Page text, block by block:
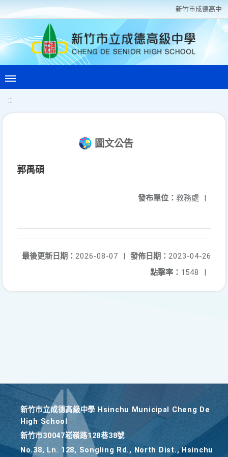
新竹巿成德高中
:::
圖文公告
郭禹碩
發布單位： 教務處 |
發佈日期： 2023-04-26
最後更新日期： 2026-08-07
|
點擊率： 1548 |
新竹巿立成德高級中學 Hsinchu Municipal Cheng De
High School
新竹巿30047崧嶺路128巷38號
No.38, Ln. 128, Songling Rd., North Dist., Hsinchu